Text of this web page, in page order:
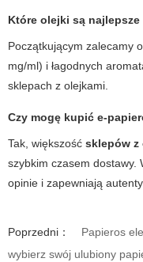
Które olejki są
Początkującym zalecamy
mg/ml) i łagodnych
sklepach z olejkami.
Czy mogę kupić e-
Tak, większość sklepów z
szybkim czasem dostawy.
opinie i zapewniają
Poprzedni：
Papieros
wybierz swój ulubiony